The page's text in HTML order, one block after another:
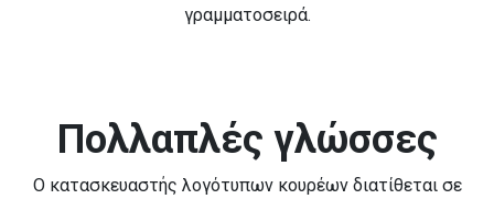
γραμματοσειρά.
Πολλαπλές γλώσσες
Ο κατασκευαστής λογότυπων κουρέων διατίθεται σε